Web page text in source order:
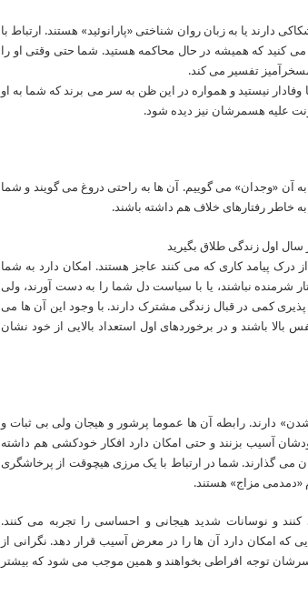
یا به زبان روان شناختی «پارانوئید» هستند. ارتباط با
کنید که همیشه در حال محاکمه هستید. شما حتی وقتی او را
تفسیر می کند.
وفادار نیستید و همواره در این ظن به سر می برند که شما به او
علیه هسمرشان نیز دیده شود.
آن «وجدان» می گوییم. آن ها به راحتی دروغ می گویند و شما
خاطر رفتارهای خلاف هم داشته باشند.
پیامد کاری که می کنند عاجز هستند. امکان دارد به شما
شرمنده نباشند، یا با سیاست دل شما را به دست آورند، ولی
کمی در قبال زندگی مشترک دارند. با وجود این آن ها می
بالا باشند و در برخوردهای اول استعداد بالایی از خود نشان
دارند. رابطه آن ها عموما پرشور و هیجان ولی بی ثبات و
آسیب بزنند و حتی امکان دارد افکار خودکشی هم داشته
می گذارند. شما در ارتباط با یک مرزی هیچوقت از پرخاشگری
«دمدمی مزاج» هستند.
و نوسانات شدید هیجانی و احساسی را تجربه می کنند.
که امکان دارد آن ها را در معرض آسیب قرار دهد. نگرانی از
توجه افراطی بخواهند و همین موجب می شود که بیشتر